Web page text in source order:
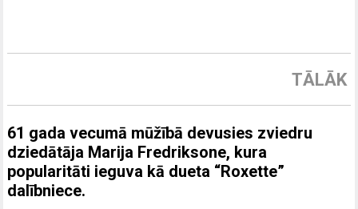
TĀLĀK
61 gada vecumā mūžībā devusies zviedru
dziedātāja Marija Fredriksone, kura
popularitāti ieguva kā dueta “Roxette”
dalībniece.